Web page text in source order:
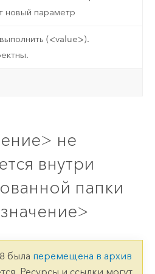
новый параметр
(<value>).
не
внутри
папки
была перемещена в архив